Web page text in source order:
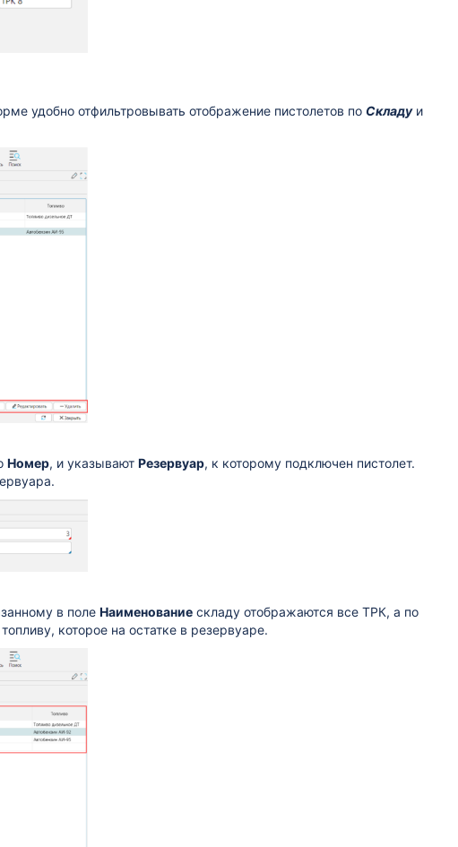
удобно отфильтровывать отображение пистолетов по Складу и
Номер, и указывают Резервуар, к которому подключен пистолет.
в поле Наименование складу отображаются все ТРК, а по
которое на остатке в резервуаре.